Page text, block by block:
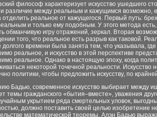
философ характеризует искусство ушедшего
различие между реальным и кажущимся возможно,
отделить реальное от кажущегося. Первый путь:
и только ему подобным. У этого метода
обманчивую игру отражений, зеркал. Вторая
того, что реальное есть разрыв как таковой.
долгого времени была занята тем, что указывала,
реальное, и искусство в этой перспективе
реальное. Однако в настоящую эпоху, когда
некоторой точечной реальности.
политики, чтобы предложить искусству, по
Бадью, современное искусство выбирает между
темы гражданского «бытия–вместе», уважения
укрытием ряда смертельных уловок,
должно поставить своей целью изобретение
математической теоремы. Алэн Бадью